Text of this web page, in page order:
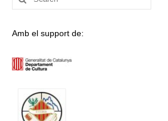
for:
Amb el support de: